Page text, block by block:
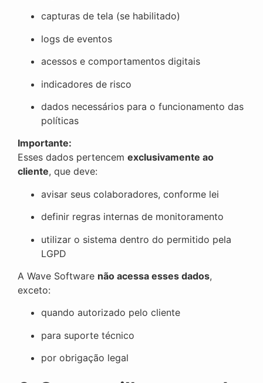
capturas de tela (se habilitado)
logs de eventos
acessos e comportamentos digitais
indicadores de risco
dados necessários para o funcionamento das
políticas
Importante:
Esses dados pertencem exclusivamente ao
cliente, que deve:
avisar seus colaboradores, conforme lei
definir regras internas de monitoramento
utilizar o sistema dentro do permitido pela
LGPD
A Wave Software não acessa esses dados,
exceto:
quando autorizado pelo cliente
para suporte técnico
por obrigação legal